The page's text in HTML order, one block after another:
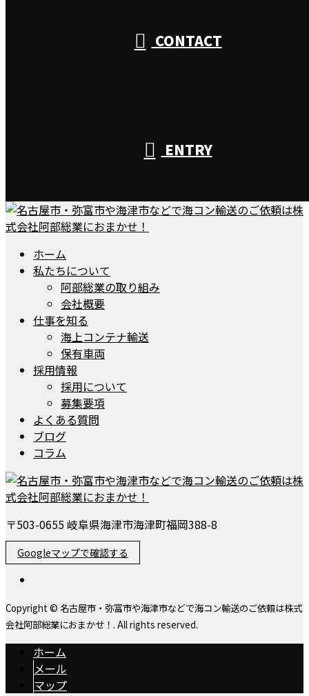
CONTACT
ENTRY
ホーム
私たちについて
阿部総業の取り組み
会社概要
仕事を知る
海上コンテナ輸送
保有車両
採用情報
採用について
募集要項
よくある質問
ブログ
コラム
〒503-0655 岐阜県海津市海津町福岡388-8
Googleマップで確認する
Copyright © 名古屋市・弥富市や海津市などで海コン輸送のご依頼は株式
会社阿部総業におまかせ！. All rights reserved.
ホーム
メール
マップ